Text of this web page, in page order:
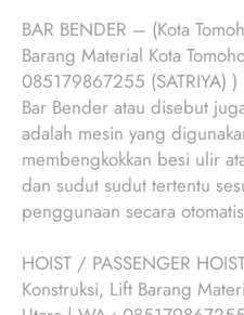
BAR BENDER – (Kota
Barang Material Kota
085179867255 (SATRIYA) )
Bar Bender atau disebut
adalah mesin yang
membengkokkan besi ulir
dan sudut sudut tertentu
penggunaan secara
HOIST / PASSENGER
Konstruksi, Lift Barang